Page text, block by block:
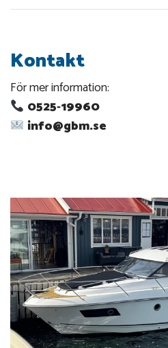
Kontakt
För mer information:
0525‑19960
info@gbm.se